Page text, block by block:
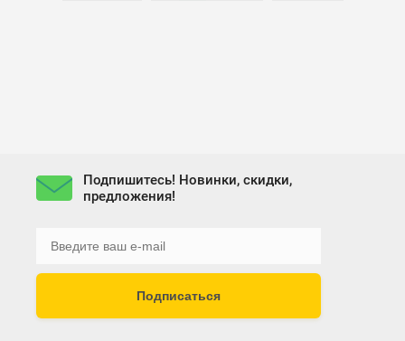
Подпишитесь! Новинки, скидки,
предложения!
Подписаться